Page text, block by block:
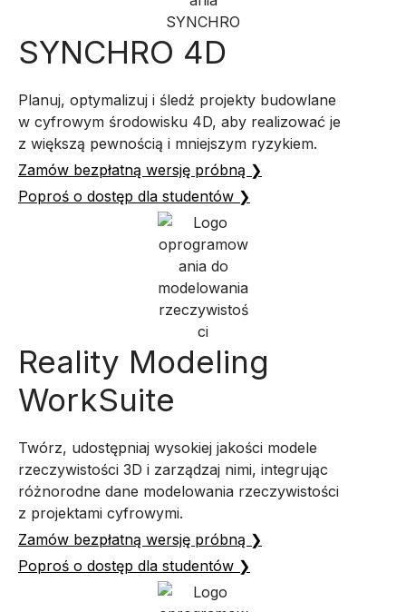
SYNCHRO 4D
Planuj, optymalizuj i śledź projekty budowlane
w cyfrowym środowisku 4D, aby realizować je
z większą pewnością i mniejszym ryzykiem.
Zamów bezpłatną wersję próbną ❯
Poproś o dostęp dla studentów ❯
Reality Modeling
WorkSuite
Twórz, udostępniaj wysokiej jakości modele
rzeczywistości 3D i zarządzaj nimi, integrując
różnorodne dane modelowania rzeczywistości
z projektami cyfrowymi.
Zamów bezpłatną wersję próbną ❯
Poproś o dostęp dla studentów ❯